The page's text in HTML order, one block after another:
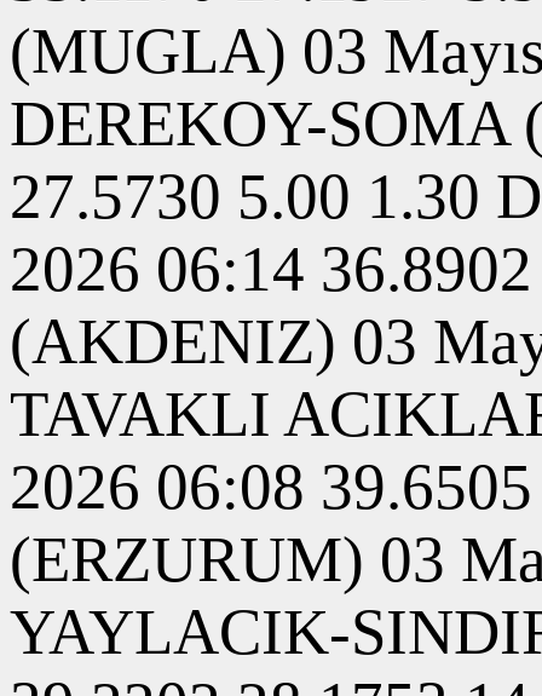
(MUGLA) 03
DEREKOY-SOMA
27.5730 5.00 1.30
2026 06:14
(AKDENIZ) 03
TAVAKLI
2026 06:08
(ERZURUM) 03
YAYLACIK-